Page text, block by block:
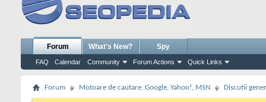
Forum
FAQ Calendar Community Forum Actions Quick Links
What's New? Spy
Forum Motoare de cautare. Google, Yahoo!, MSN Discutii